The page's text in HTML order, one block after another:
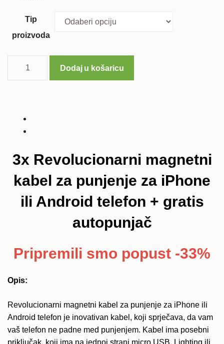
Tip
proizvoda
Revolucionarni
ili
Android
telefon
Dodaj u košaricu
3x Revolucionarni magnetni
kabel za punjenje za iPhone
ili Android telefon + gratis
autopunjač
Pripremili smo popust -33%
Opis:
Revolucionarni magnetni kabel za punjenje za iPhone ili
Android telefon je inovativan kabel, koji sprječava, da vam
vaš telefon ne padne med punjenjem. Kabel ima posebni
priključak, koji ima na jednoj strani micro USB, Lighting ili